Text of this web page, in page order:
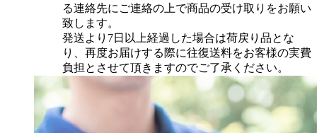
る連絡先にご連絡の上で商品の受け取りをお願い
致します。
発送より7日以上経過した場合は荷戻り品とな
り、再度お届けする際に往復送料をお客様の実費
負担とさせて頂きますのでご了承ください。